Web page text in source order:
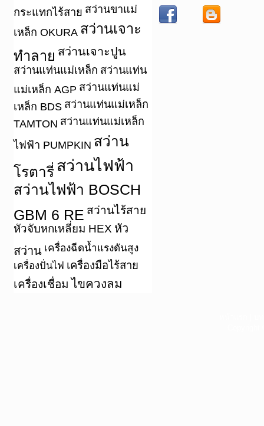
กระแทกไร้สาย สว่านขาแม่
เหล็ก OKURA สว่านเจาะ
ทำลาย สว่านเจาะปูน
สว่านแท่นแม่เหล็ก สว่านแท่น
แม่เหล็ก AGP สว่านแท่นแม่
เหล็ก BDS สว่านแท่นแม่เหล็ก
TAMTON สว่านแท่นแม่เหล็ก
ไฟฟ้า PUMPKIN สว่าน
โรตารี่ สว่านไฟฟ้า
สว่านไฟฟ้า BOSCH
GBM 6 RE สว่านไร้สาย
หัวจับหกเหลี่ยม HEX หัว
สว่าน เครื่องฉีดน้ำแรงดันสูง
เครื่องปั่นไฟ เครื่องมือไร้สาย
เครื่องเชื่อม ไขควงลม